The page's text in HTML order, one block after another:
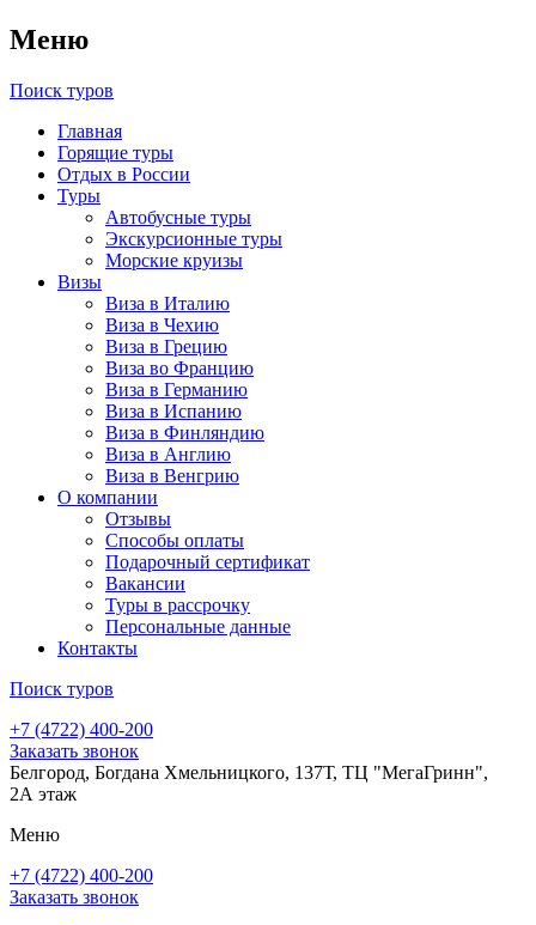
Меню
Поиск туров
Главная
Горящие туры
Отдых в России
Туры
Автобусные туры
Экскурсионные туры
Морские круизы
Визы
Виза в Италию
Виза в Чехию
Виза в Грецию
Виза во Францию
Виза в Германию
Виза в Испанию
Виза в Финляндию
Виза в Англию
Виза в Венгрию
О компании
Отзывы
Способы оплаты
Подарочный сертификат
Вакансии
Туры в рассрочку
Персональные данные
Контакты
Поиск туров
+7 (4722) 400-200
Заказать звонок
Белгород, Богдана Хмельницкого, 137Т, ТЦ "МегаГринн",
2А этаж
Меню
+7 (4722) 400-200
Заказать звонок